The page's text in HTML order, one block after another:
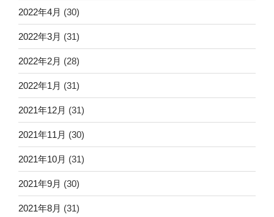
2022年4月 (30)
2022年3月 (31)
2022年2月 (28)
2022年1月 (31)
2021年12月 (31)
2021年11月 (30)
2021年10月 (31)
2021年9月 (30)
2021年8月 (31)